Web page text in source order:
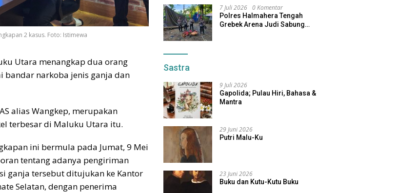
2 kasus. Foto: Istimewa
Utara menangkap dua orang
bandar narkoba jenis ganja dan
alias Wangkep, merupakan
terbesar di Maluku Utara itu.
ini bermula pada Jumat, 9 Mei
tentang adanya pengiriman
ganja tersebut ditujukan ke Kantor
Selatan, dengan penerima
7 Juli 2026 0 Komentar
Polres Halmahera Tengah
Grebek Arena Judi Sabung
Sastra
9 Juli 2026
Gapolida; Pulau Hiri, Bahasa &
Mantra
29 Juni 2026
Putri Malu-Ku
23 Juni 2026
Buku dan Kutu-Kutu Buku